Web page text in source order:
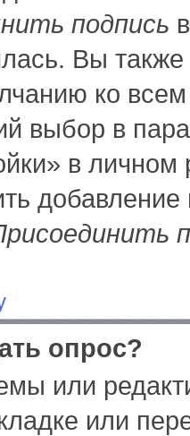
подпись
Вы
ко
выбор в
в
опрос?
или
или